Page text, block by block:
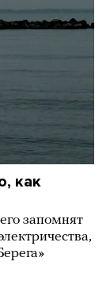
как
запомнят